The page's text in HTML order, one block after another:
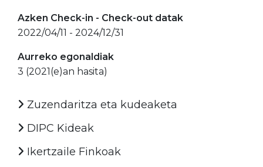
Azken Check-in - Check-out datak
2022/04/11 - 2024/12/31
Aurreko egonaldiak
3 (2021(e)an hasita)
Zuzendaritza eta kudeaketa
DIPC Kideak
Ikertzaile Finkoak